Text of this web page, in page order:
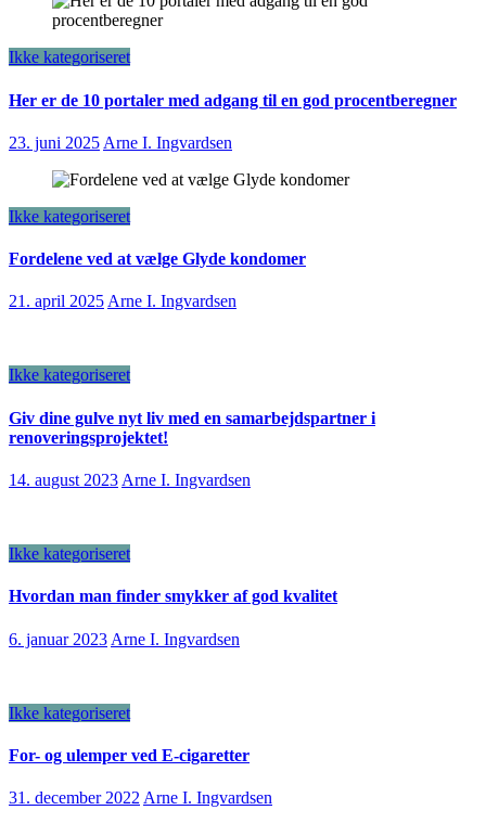
Ikke kategoriseret
Her er de 10 portaler med adgang til en god procentberegner
23. juni 2025 Arne I. Ingvardsen
Ikke kategoriseret
Fordelene ved at vælge Glyde kondomer
21. april 2025Arne I. Ingvardsen
Ikke kategoriseret
Giv dine gulve nyt liv med en samarbejdspartner i
renoveringsprojektet!
14. august 2023 Arne I. Ingvardsen
Ikke kategoriseret
Hvordan man finder smykker af god kvalitet
6. januar 2023 Arne I. Ingvardsen
Ikke kategoriseret
For- og ulemper ved E-cigaretter
31. december 2022 Arne I. Ingvardsen